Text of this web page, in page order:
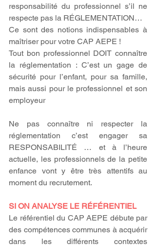
responsabilité du professionnel s’il ne
respecte pas la RÉGLEMENTATION…
Ce sont des notions indispensables à
maîtriser pour votre CAP AEPE !
Tout bon professionnel DOIT connaître
la réglementation : C’est un gage de
sécurité pour l’enfant, pour sa famille,
mais aussi pour le professionnel et son
employeur
Ne pas connaître ni respecter la
réglementation c’est engager sa
RESPONSABILITÉ … et à l’heure
actuelle, les professionnels de la petite
enfance vont y être très attentifs au
moment du recrutement.
SI ON ANALYSE LE RÉFÉRENTIEL
Le référentiel du CAP AEPE débute par
des compétences communes à acquérir
dans les différents contextes